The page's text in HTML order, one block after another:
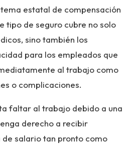
estatal de compensación
tipo de seguro cubre no solo
sino también los
para los empleados que
al trabajo como
o complicaciones.
faltar al trabajo debido a una
derecho a recibir
salario tan pronto como